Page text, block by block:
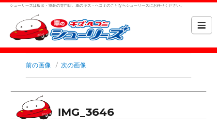
シューリーズは板金・塗装の専門店。車のキズ・ヘコミのことならシューリーズにお任せください。
前の画像 次の画像
IMG_3646